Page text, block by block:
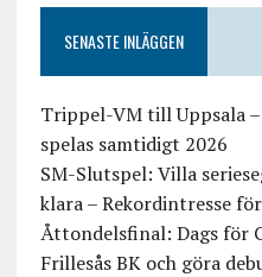
SENASTE INLÄGGEN
Trippel-VM till Uppsala
spelas samtidigt 2026
SM-Slutspel: Villa
klara – Rekordintresse
Åttondelsfinal: Dags för
Frillesås BK och göra